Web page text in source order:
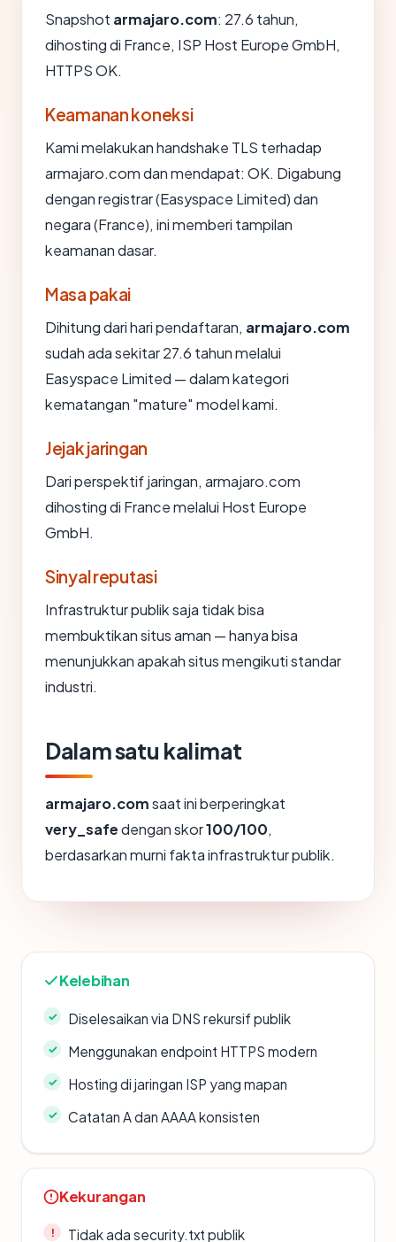
Snapshot armajaro.com: 27.6 tahun,
dihosting di France, ISP Host Europe GmbH,
HTTPS OK.
Keamanan koneksi
Kami melakukan handshake TLS terhadap
armajaro.com dan mendapat: OK. Digabung
dengan registrar (Easyspace Limited) dan
negara (France), ini memberi tampilan
keamanan dasar.
Masa pakai
Dihitung dari hari pendaftaran, armajaro.com
sudah ada sekitar 27.6 tahun melalui
Easyspace Limited — dalam kategori
kematangan "mature" model kami.
Jejak jaringan
Dari perspektif jaringan, armajaro.com
dihosting di France melalui Host Europe
GmbH.
Sinyal reputasi
Infrastruktur publik saja tidak bisa
membuktikan situs aman — hanya bisa
menunjukkan apakah situs mengikuti standar
industri.
Dalam satu kalimat
armajaro.comsaat ini berperingkat
very_safedengan skor100/100,
berdasarkan murni fakta infrastruktur publik.
Kelebihan
Diselesaikan via DNS rekursif publik
Menggunakan endpoint HTTPS modern
Hosting di jaringan ISP yang mapan
Catatan A dan AAAA konsisten
Kekurangan
Tidak ada security.txt publik